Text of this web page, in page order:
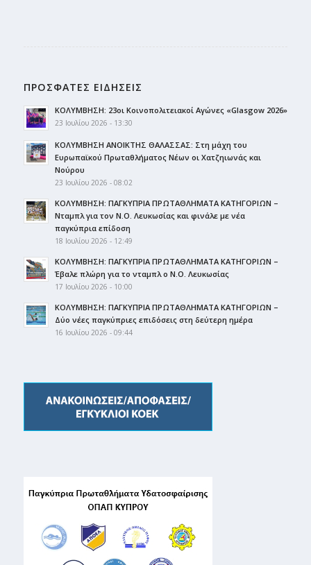
ΠΡΟΣΦΑΤΕΣ ΕΙΔΗΣΕΙΣ
ΚΟΛΥΜΒΗΣΗ: 23οι Κοινοπολιτειακοί Αγώνες «Glasgow 2026»
23 Ιουλίου 2026 - 13:30
ΚΟΛΥΜΒΗΣΗ ΑΝΟΙΚΤΗΣ ΘΑΛΑΣΣΑΣ: Στη μάχη του
Ευρωπαϊκού Πρωταθλήματος Νέων οι Χατζηιωνάς και
Νούρου
23 Ιουλίου 2026 - 08:02
ΚΟΛΥΜΒΗΣΗ: ΠΑΓΚΥΠΡΙΑ ΠΡΩΤΑΘΛΗΜΑΤΑ ΚΑΤΗΓΟΡΙΩΝ –
Νταμπλ για τον Ν.Ο. Λευκωσίας και φινάλε με νέα
παγκύπρια επίδοση
18 Ιουλίου 2026 - 12:49
ΚΟΛΥΜΒΗΣΗ: ΠΑΓΚΥΠΡΙΑ ΠΡΩΤΑΘΛΗΜΑΤΑ ΚΑΤΗΓΟΡΙΩΝ –
Έβαλε πλώρη για το νταμπλ ο Ν.Ο. Λευκωσίας
17 Ιουλίου 2026 - 10:00
ΚΟΛΥΜΒΗΣΗ: ΠΑΓΚΥΠΡΙΑ ΠΡΩΤΑΘΛΗΜΑΤΑ ΚΑΤΗΓΟΡΙΩΝ –
Δύο νέες παγκύπριες επιδόσεις στη δεύτερη ημέρα
16 Ιουλίου 2026 - 09:44